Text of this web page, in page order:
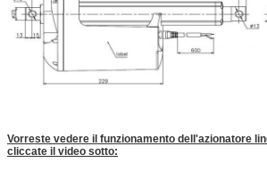
Vorreste vedere il funzionamento dell'azionatore
cliccate il video sotto: